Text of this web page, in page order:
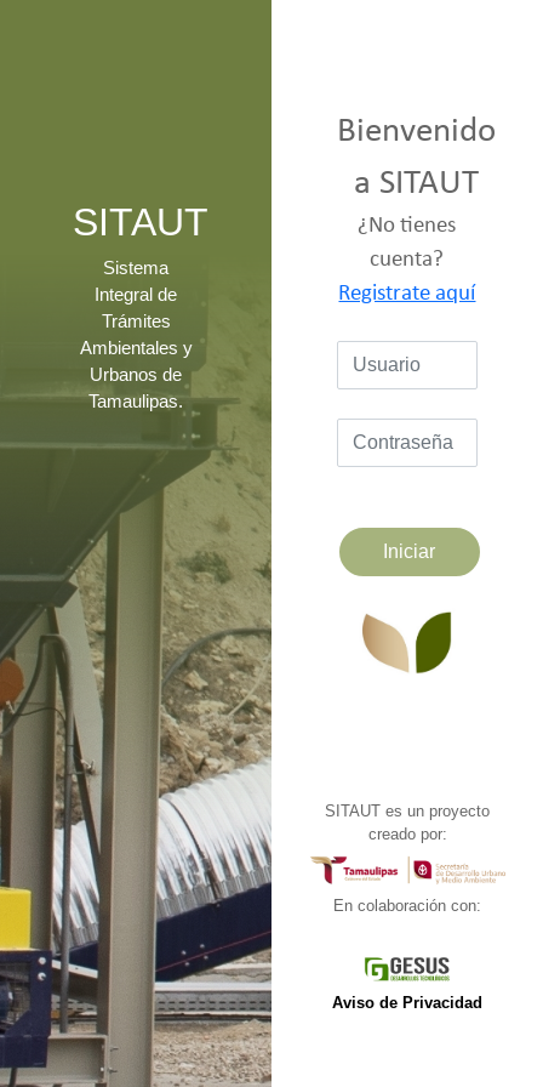
SITAUT
Sistema
Integral de
Trámites
Ambientales y
Urbanos de
Tamaulipas.
Bienvenido
a SITAUT
¿No tienes
cuenta?
Registrate aquí
SITAUT es un proyecto
creado por:
En colaboración con:
Aviso de Privacidad